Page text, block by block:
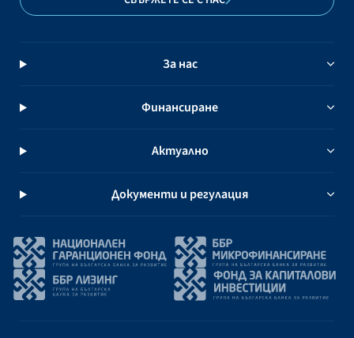
За нас
Финансиране
Актуално
Документи и регулация